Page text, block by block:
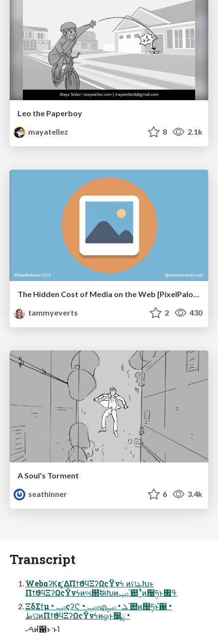
Leo the Paperboy
mayatellez
8 2.1k
The Hidden Cost of Media on the Web [PixelPalooza 2025]
tammyeverts
2 430
A Soul's Torment
seathinner
6 3.4k
Transcript
WebαʔϏεʹ͓͚ΔΠϯϑϥΞʔΩςΫνϟ ͷମܥԽͱ
ΠϯϑϥΞʔΩςΫνϟͷબ୒ࣗಈԽͷݚڀ՝୊ ʹ͍ͭͯͷ੔ཧͱߟ࡯
ΞδΣϯμ • ݚڀςʔϚ • ݚڀഎܠ • ݚڀ՝୊ͷ੔ཧͱํ਑ •
طଘͷΠϯϑϥΞʔΩςΫνϟͷௐࠪͱ෼ྨ •
ࠓޙͷํ਑ͱ·ͱΊ